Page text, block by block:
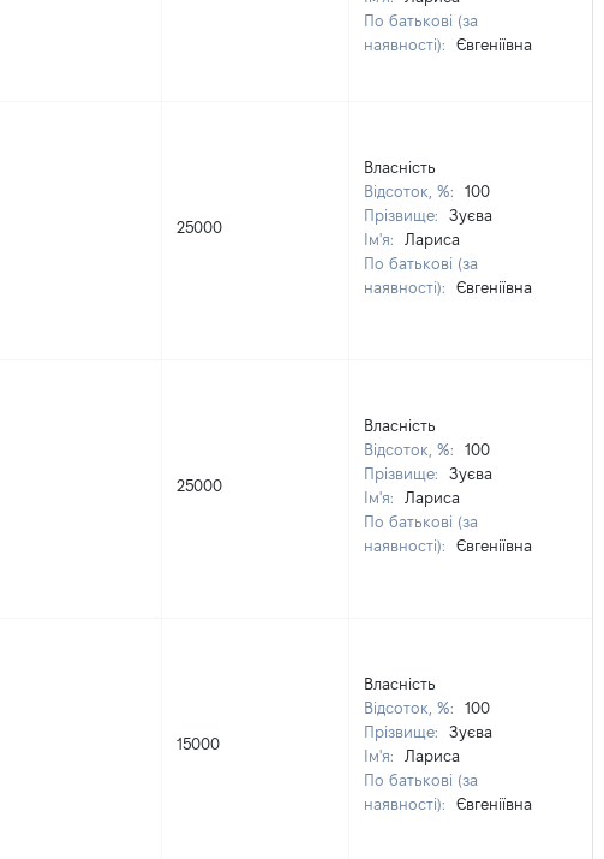
По батькові (за
наявності):
Євгеніївна
25000
Власність
Відсоток, %:
100
Прізвище:
Зуєва
Ім'я:
Лариса
По батькові (за
наявності):
Євгеніївна
25000
Власність
Відсоток, %:
100
Прізвище:
Зуєва
Ім'я:
Лариса
По батькові (за
наявності):
Євгеніївна
15000
Власність
Відсоток, %:
100
Прізвище:
Зуєва
Ім'я:
Лариса
По батькові (за
наявності):
Євгеніївна